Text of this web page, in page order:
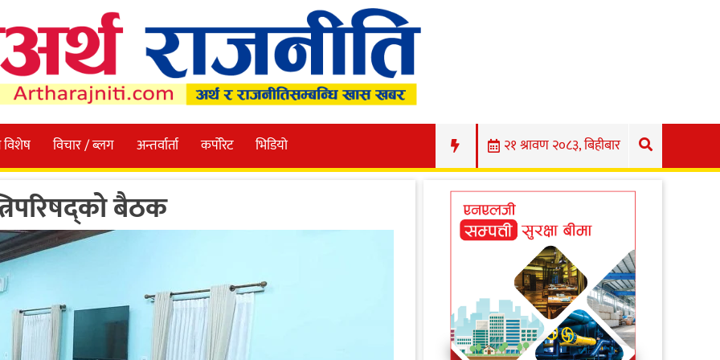
विशेष विचार / ब्लग अन्तर्वार्ता कर्पोरेट भिडियो २१ श्रावण २०८३, बिहीबार
बैठक